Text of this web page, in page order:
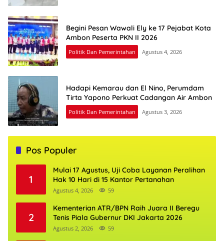
Begini Pesan Wawali Ely ke 17 Pejabat Kota
Ambon Peserta PKN II 2026
Politik Dan Pemerintahan Agustus 4, 2026
Hadapi Kemarau dan El Nino, Perumdam
Tirta Yapono Perkuat Cadangan Air Ambon
Politik Dan Pemerintahan Agustus 3, 2026
Pos Populer
1
Mulai 17 Agustus, Uji Coba Layanan Peralihan
Hak 10 Hari di 15 Kantor Pertanahan
Agustus 4, 2026 59
2
Kementerian ATR/BPN Raih Juara II Beregu
Tenis Piala Gubernur DKI Jakarta 2026
Agustus 2, 2026 59